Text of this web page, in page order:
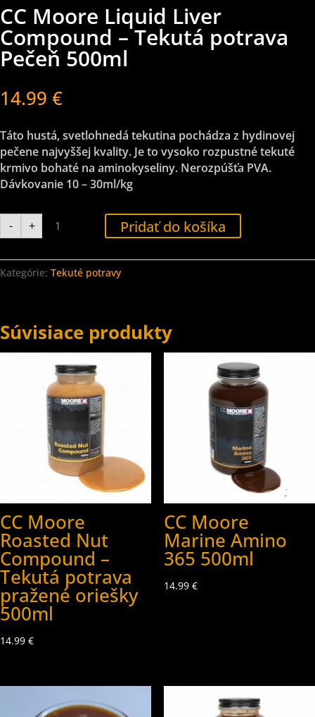
CC Moore Liquid Liver
Compound – Tekutá potrava
Pečeň 500ml
14.99 €
Táto hustá, svetlohnedá tekutina pochádza z hydinovej
pečene najvyššej kvality. Je to vysoko rozpustné tekuté
krmivo bohaté na aminokyseliny. Nerozpúšťa PVA.
Dávkovanie 10 – 30ml/kg
-
množstvo
Moore
Liver
Compound
-
+ Pridať do košíka
Kategórie: Tekuté potravy
Súvisiace produkty
CC Moore
Roasted Nut
Compound –
Tekutá potrava
pražené oriešky
500ml
14.99 €
CC Moore
Marine Amino
365 500ml
14.99 €